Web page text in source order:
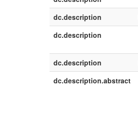
dc.description
dc.description
dc.description
dc.description.abstract